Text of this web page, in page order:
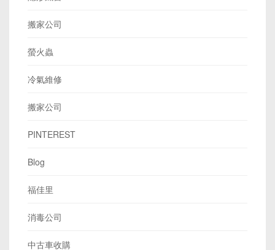
搬家公司
螢火蟲
冷氣維修
搬家公司
PINTEREST
Blog
福佳里
消毒公司
中古車收購